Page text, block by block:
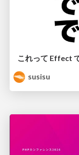
susisu